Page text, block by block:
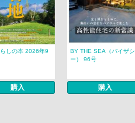
しの本 2026年9
購入
BY THE SEA（バイザシ
ー） 96号
購入